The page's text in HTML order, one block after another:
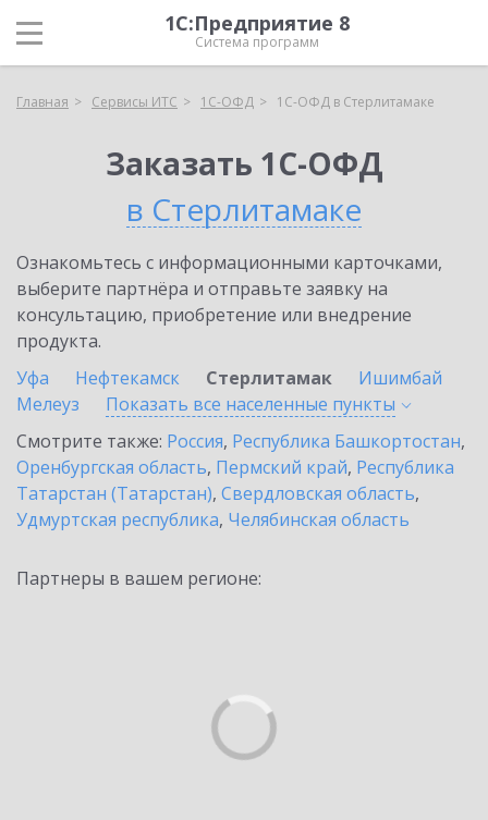
1С:Предприятие 8
Система программ
Главная Сервисы ИТС 1С-ОФД 1С-ОФД в Стерлитамаке
Заказать 1С-ОФД
в Стерлитамаке
Ознакомьтесь с информационными карточками,
выберите партнёра и отправьте заявку на
консультацию, приобретение или внедрение
продукта.
Уфа
Нефтекамск Стерлитамак
Ишимбай
Мелеуз
Показать все населенные пункты
Смотрите также: Россия, Республика Башкортостан,
Оренбургская область, Пермский край, Республика
Татарстан (Татарстан), Свердловская область,
Удмуртская республика, Челябинская область
Партнеры в вашем регионе: